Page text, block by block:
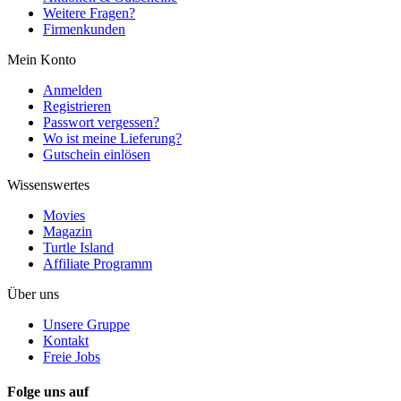
Weitere Fragen?
Firmenkunden
Mein Konto
Anmelden
Registrieren
Passwort vergessen?
Wo ist meine Lieferung?
Gutschein einlösen
Wissenswertes
Movies
Magazin
Turtle Island
Affiliate Programm
Über uns
Unsere Gruppe
Kontakt
Freie Jobs
Folge uns auf